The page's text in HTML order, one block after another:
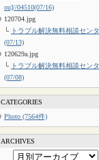
ou]//04510(07/16)
120704.jpg
└ トラブル解決無料相談セン
(07/13)
120629a.jpg
└ トラブル解決無料相談セン
(07/08)
CATEGORIES
Photo (7564件)
ARCHIVES